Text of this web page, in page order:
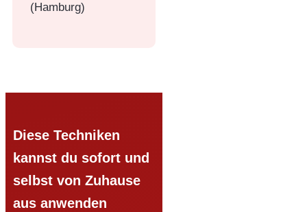
(Hamburg)
Diese Techniken
kannst du sofort und
selbst von Zuhause
aus anwenden